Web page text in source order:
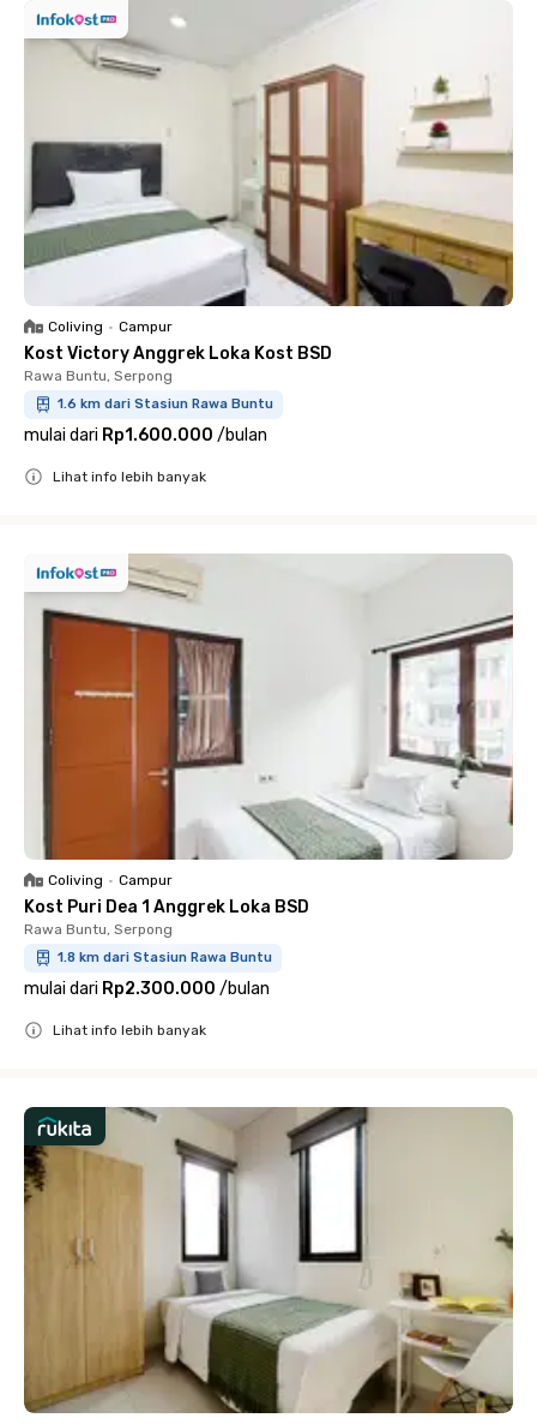
Coliving • Campur
Kost Victory Anggrek Loka Kost BSD
Rawa Buntu, Serpong
1.6 km dari Stasiun Rawa Buntu
mulai dari Rp1.600.000 /bulan
Lihat info lebih banyak
Coliving • Campur
Kost Puri Dea 1 Anggrek Loka BSD
Rawa Buntu, Serpong
1.8 km dari Stasiun Rawa Buntu
mulai dari Rp2.300.000 /bulan
Lihat info lebih banyak